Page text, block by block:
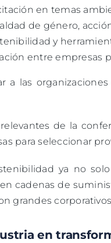
en temas
de género,
y
entre empresas
a las
de la
para seleccionar
ya no
cadenas de
grandes
en